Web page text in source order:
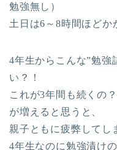
勉強無し）
土日は6～8時間ほどか
4年生からこんな”勉強
い？！
これが3年間も続くの
が増えると思うと、
親子ともに疲弊してし
4年生なのに勉強漬け